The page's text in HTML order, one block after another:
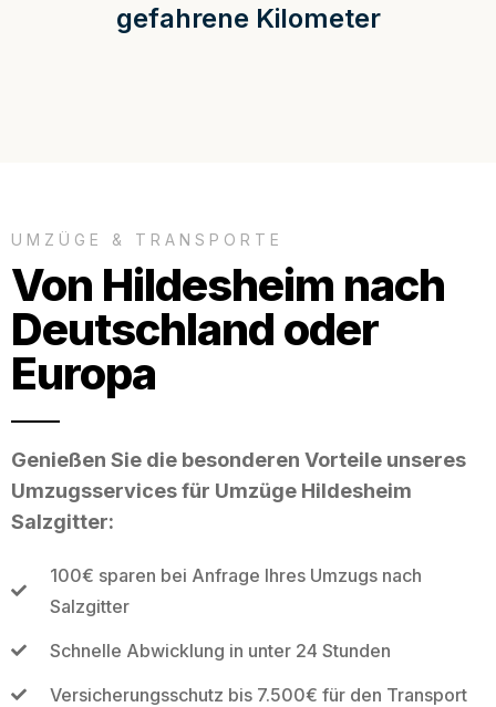
gefahrene Kilometer
UMZÜGE & TRANSPORTE
Von Hildesheim nach
Deutschland oder
Europa
Genießen Sie die besonderen Vorteile unseres
Umzugsservices für Umzüge Hildesheim
Salzgitter:
100€ sparen bei Anfrage Ihres Umzugs nach
Salzgitter
Schnelle Abwicklung in unter 24 Stunden
Versicherungsschutz bis 7.500€ für den Transport